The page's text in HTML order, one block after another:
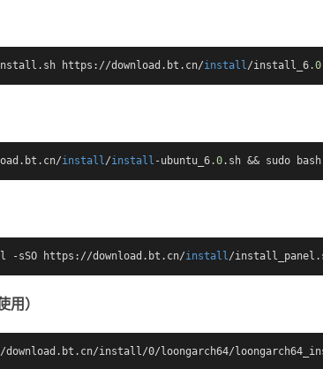
https://download.bt.cn/install/install_6.0
install/install -ubuntu_6.0.sh && sudo
https://download.bt.cn/install/
用）
install/0/loongarch64/